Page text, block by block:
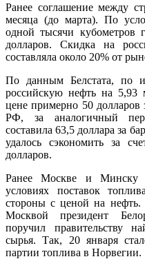
Ранее соглашение между
месяца (до марта). По
одной тысячи кубометров
долларов. Скидка на
составляла около 20% от
По данным Белстата, по
российскую нефть на 5,93
цене примерно 50
РФ, за аналогичный
составила 63,5 доллара за
удалось сэкономить за
долларов.
Ранее Москве и Минску
условиях поставок
стороны с ценой на нефть.
Москвой президент
поручил правительству
сырья. Так, 20 января
партии топлива в Норвегии.